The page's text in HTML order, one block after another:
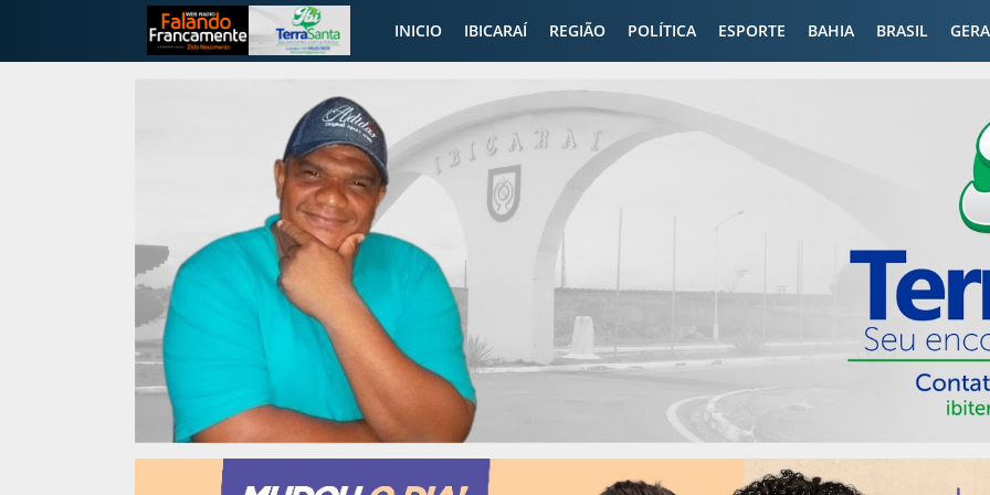
INICIO IBICARAÍ REGIÃO POLÍTICA ESPORTE BAHIA BRASIL